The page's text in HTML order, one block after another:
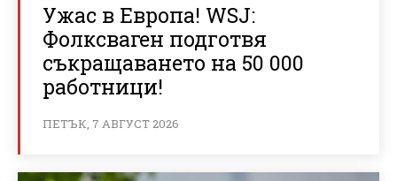
Ужас в Европа! WSJ:
Фолксваген подготвя
съкращаването на 50 000
работници!
ПЕТЪК, 7 АВГУСТ 2026